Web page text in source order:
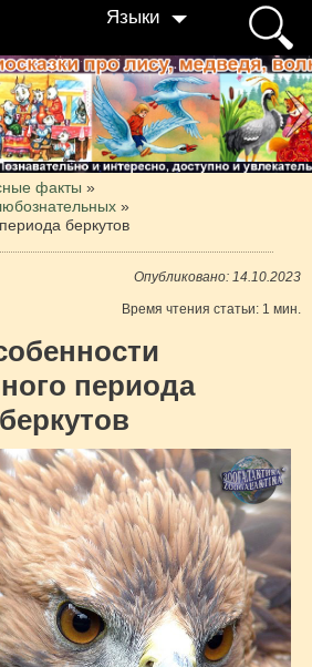
Языки
факты »
»
беркутов⁠⁠
Опубликовано: 14.10.2023
Время чтения статьи: 1 мин.
периода
беркутов